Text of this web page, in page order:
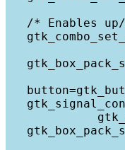
/* Enables